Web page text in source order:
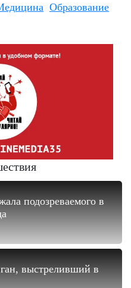
Образование
подозреваемого в
выстреливший в